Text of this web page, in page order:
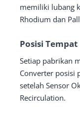
memiliki lubang
Rhodium dan
Posisi Tempat
Setiap pabrikan
Converter posisi
setelah Sensor
Recirculation.